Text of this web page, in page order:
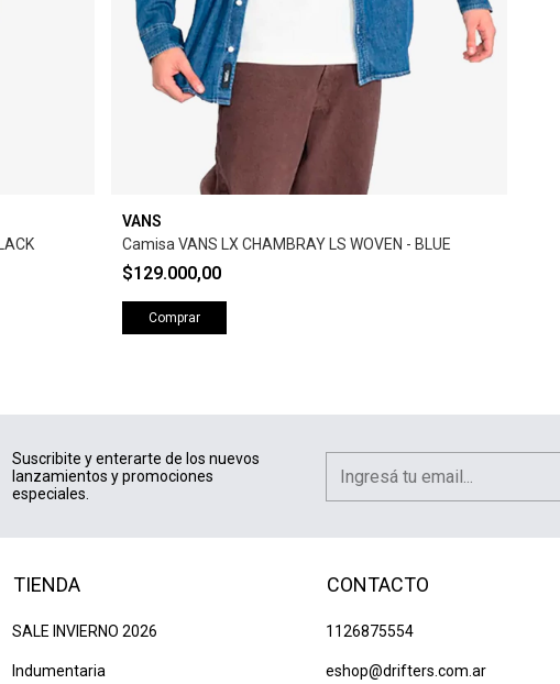
VANS
Camisa VANS LX CHAMBRAY LS WOVEN - BLUE
$129.000,00
Comprar
Suscribite y enterarte de los nuevos
lanzamientos y promociones
especiales.
TIENDA
SALE INVIERNO 2026
Indumentaria
CONTACTO
1126875554
eshop@drifters.com.ar